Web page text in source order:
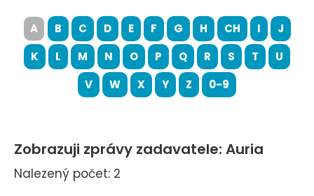
A B C D E F G H CH I
J
K
L M N O P Q R S T
U
V
W X Y Z 0-9
Zobrazuji zprávy zadavatele: Auria
Nalezený počet: 2